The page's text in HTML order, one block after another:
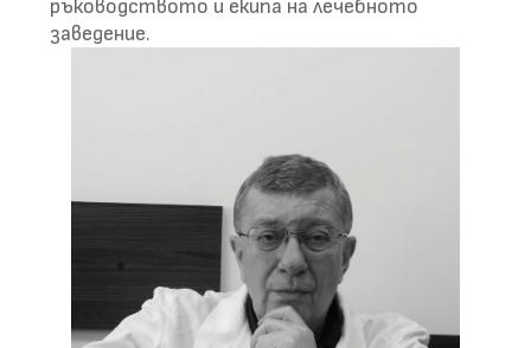
ръководството и екипа на лечебното
заведение.